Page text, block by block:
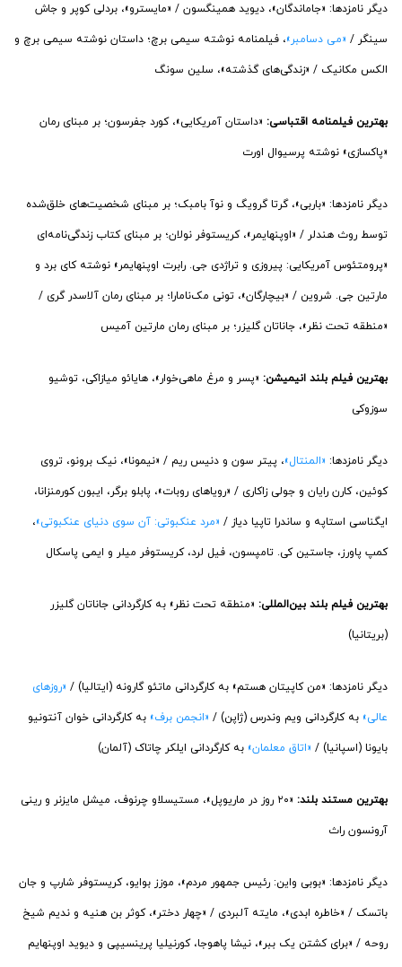
دیگر نامزدها: «جاماندگان»، دیوید همینگسون / «مایسترو»، بردلی کوپر و جاش
سینگر / «می دسامبر»، فیلمنامه نوشته سیمی برچ؛ داستان نوشته سیمی برچ و
الکس مکانیک / «زندگی‌های گذشته»، سلین سونگ
بهترین فیلمنامه اقتباسی: «داستان آمریکایی»، کورد جفرسون؛ بر مبنای رمان
«پاکسازی» نوشته پرسیوال اورت
دیگر نامزدها: «باربی»، گرتا گرویگ و نوآ بامبک؛ بر مبنای شخصیت‌های خلق‌شده
توسط روث هندلر / «اوپنهایمر»، کریستوفر نولان؛ بر مبنای کتاب زندگی‌نامه‌ای
«پرومتئوس آمریکایی: پیروزی و تراژدی جی. رابرت اوپنهایمر» نوشته کای برد و
مارتین جی. شروین / «بیچارگان»، تونی مک‌نامارا؛ بر مبنای رمان آلاسدر گری /
«منطقه تحت نظر»، جاناتان گلیزر؛ بر مبنای رمان مارتین آمیس
بهترین فیلم بلند انیمیشن: «پسر و مرغ ماهی‌خوار»، هایائو میازاکی، توشیو
سوزوکی
دیگر نامزدها: «المنتال»، پیتر سون و دنیس ریم / «نیمونا»، نیک برونو، تروی
کوئین، کارن رایان و جولی زاکاری / «رویاهای روبات»، پابلو برگر، ایبون کورمنزانا،
ایگناسی استاپه و ساندرا تاپیا دیاز / «مرد عنکبوتی: آن سوی دنیای عنکبوتی»،
کمپ پاورز، جاستین کی. تامپسون، فیل لرد، کریستوفر میلر و ایمی پاسکال
بهترین فیلم بلند بین‌المللی: «منطقه تحت نظر» به کارگردانی جاناتان گلیزر
(بریتانیا)
دیگر نامزدها: «من کاپیتان هستم» به کارگردانی ماتئو گارونه (ایتالیا) / «روزهای
عالی» به کارگردانی ویم وندرس (ژاپن) / «انجمن برف» به کارگردانی خوان آنتونیو
بایونا (اسپانیا) / «اتاق معلمان» به کارگردانی ایلکر چاتاک (آلمان)
بهترین مستند بلند: «۲۰ روز در ماریوپل»، مستیسلاو چرنوف، میشل مایزنر و رینی
آرونسون راث
دیگر نامزدها: «بوبی واین: رئیس جمهور مردم»، موزز بوایو، کریستوفر شارپ و جان
باتسک / «خاطره ابدی»، مایته آلبردی / «چهار دختر»، كوثر بن هنيه و نديم شيخ
روحه / «برای کشتن یک ببر»، نیشا پاهوجا، کورنیلیا پرینسیپی و دیوید اوپنهایم